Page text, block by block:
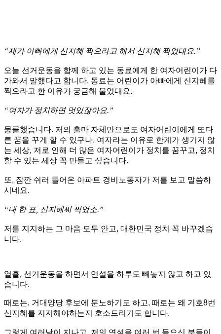
“제가 아빠에게 신지혜 찍으라고 해서 신지혜 찍었대요.”
오늘 선거운동을 함께 하고 있는 동료에게 한 여자어린이가 다
가와서 말했다고 합니다. 동료는 어린이가 아빠에게 신지혜를
찍으라고 한 이유가 궁금해 물었대요.
“여자가 정치하면 멋있잖아요.”
뭉클했습니다. 저의 출마 자체만으로도 여자어린이에게 또다
른 꿈을 꾸게 할 수 있구나. 여자라는 이유로 한계가 생기지 않
는 세상, 저로 인해 더 많은 여자어린이가 정치를 꿈꾸고, 정치
할 수 있는 세상 꼭 만들고 싶습니다.
또, 잠깐 쉬러 들어온 아파트 경비노동자가 저를 보고 말씀하
시네요.
“내 한 표, 신지혜씨 찍었소.”
저를 지지하는 그 마음 모두 안고, 대한민국 정치 꼭 바꾸겠습
니다.
열흘, 선거운동을 하면서 연설을 하루도 빼놓지 않고 하고 있
습니다.
때로는, 거대양당 후보에 분노하기도 하고, 때로는 왜 기호8번
신지혜를 지지해야하는지 호소드리기도 합니다.